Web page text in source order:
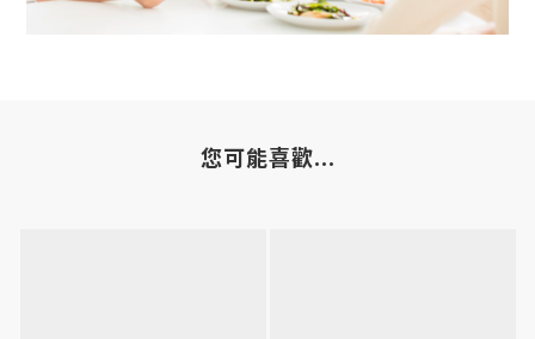
您可能喜歡...